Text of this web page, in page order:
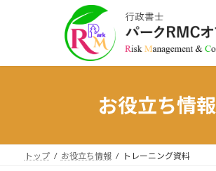
お役立ち情報
トップ お役立ち情報 トレーニング資料